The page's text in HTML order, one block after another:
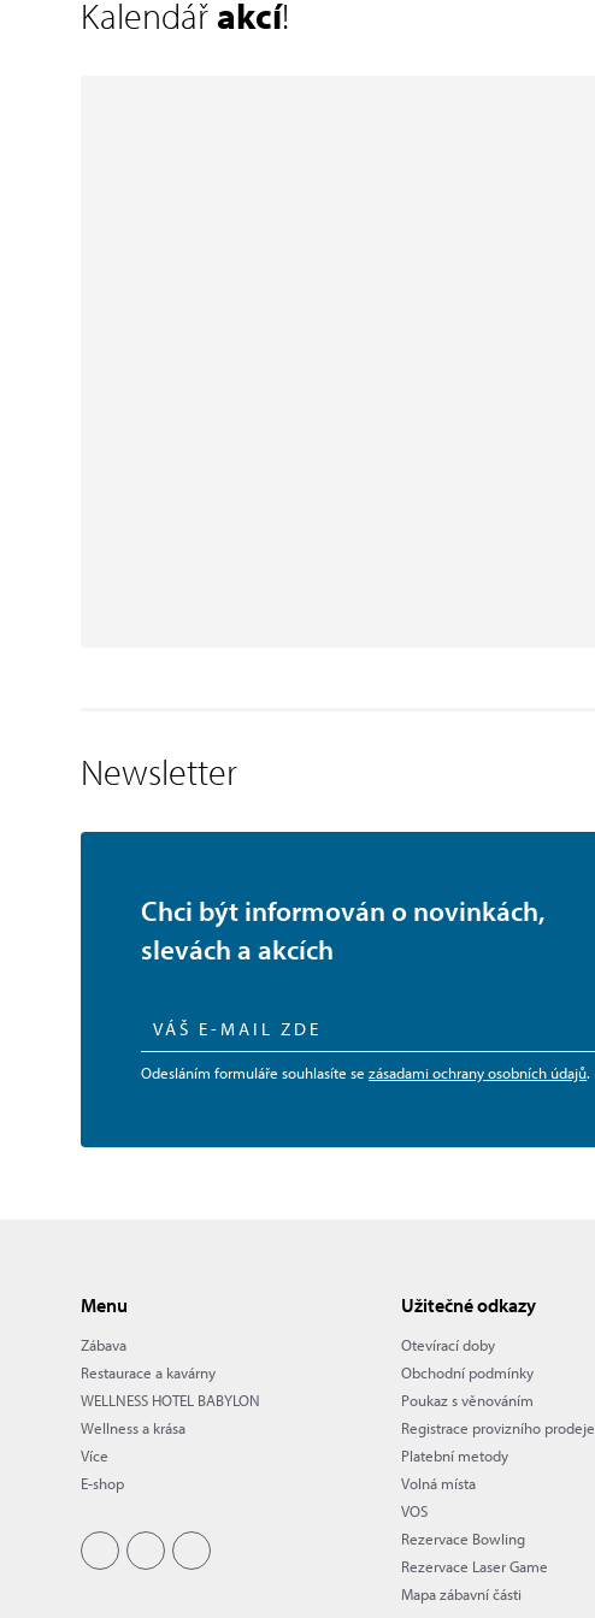
Kalendář akcí!
Newsletter
Chci být informován o novinkách,
slevách a akcích
Odesláním formuláře souhlasíte sezásadami ochrany osobních údajů.
Menu
Zábava
Restaurace a kavárny
WELLNESS HOTEL BABYLON
Wellness a krása
Více
E-shop
Užitečné odkazy
Otevírací doby
Obchodní podmínky
Poukaz s věnováním
Registrace provizního prodeje
Platební metody
Volná místa
VOS
Rezervace Bowling
Rezervace Laser Game
Mapa zábavní části